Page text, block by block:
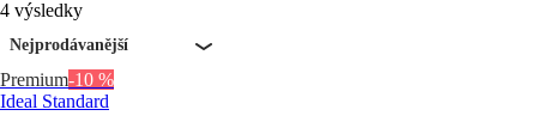
4 výsledky
Nejprodávanější
Premium-10 %
Ideal Standard